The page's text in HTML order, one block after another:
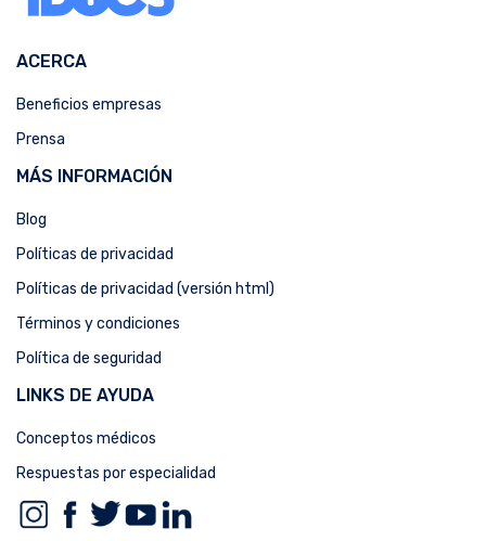
ACERCA
Beneficios empresas
Prensa
MÁS INFORMACIÓN
Blog
Políticas de privacidad
Políticas de privacidad (versión html)
Términos y condiciones
Política de seguridad
LINKS DE AYUDA
Conceptos médicos
Respuestas por especialidad